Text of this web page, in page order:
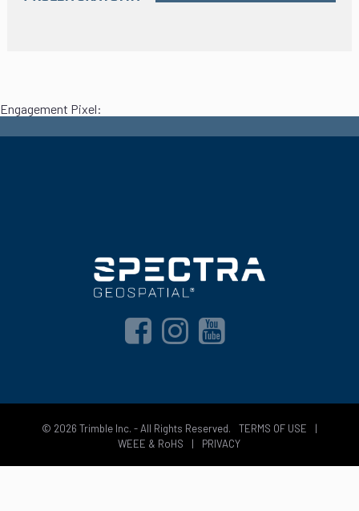
Engagement Pixel:
© 2026 Trimble Inc. - All Rights Reserved. TERMS OF USE
|
WEEE & RoHS
| PRIVACY